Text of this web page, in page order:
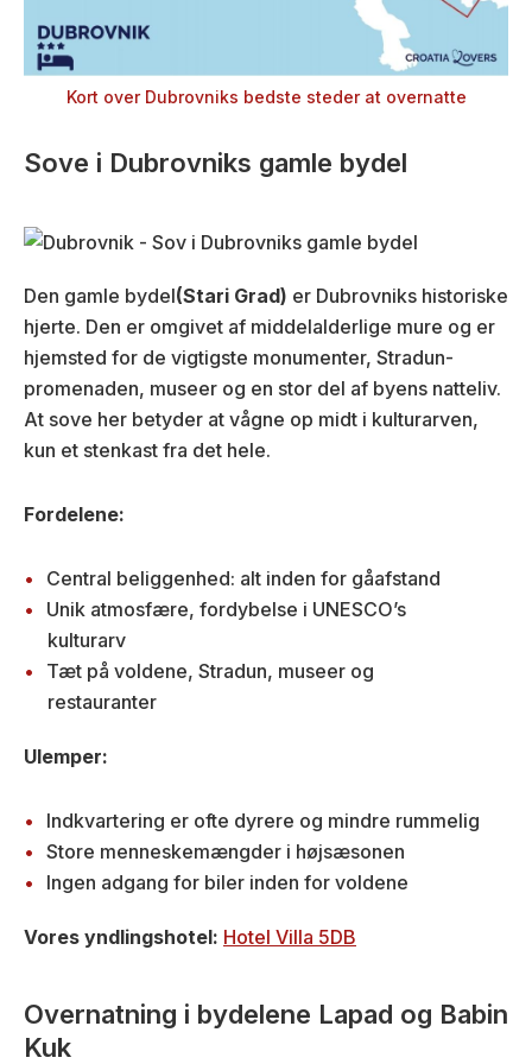
Kort over Dubrovniks bedste steder at overnatte
Sove i Dubrovniks gamle bydel
Den gamle bydel(Stari Grad) er Dubrovniks historiske
hjerte. Den er omgivet af middelalderlige mure og er
hjemsted for de vigtigste monumenter, Stradun-
promenaden, museer og en stor del af byens natteliv.
At sove her betyder at vågne op midt i kulturarven,
kun et stenkast fra det hele.
Fordelene:
Central beliggenhed: alt inden for gåafstand
Unik atmosfære, fordybelse i UNESCO’s
kulturarv
Tæt på voldene, Stradun, museer og
restauranter
Ulemper:
Indkvartering er ofte dyrere og mindre rummelig
Store menneskemængder i højsæsonen
Ingen adgang for biler inden for voldene
Vores yndlingshotel: Hotel Villa 5DB
Overnatning i bydelene Lapad og Babin
Kuk